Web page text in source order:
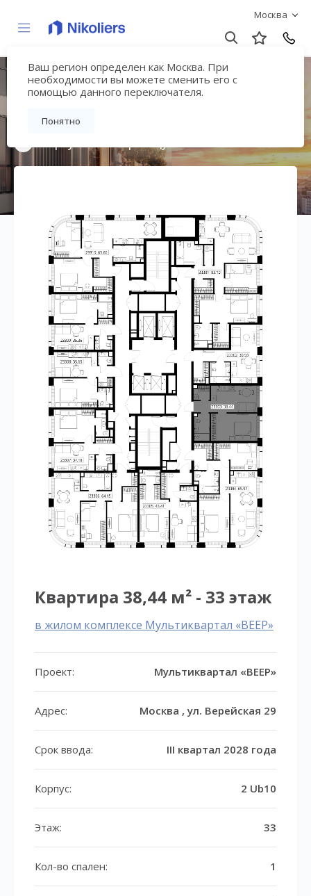
Москва
Ваш регион определен как Москва. При
необходимости вы можете сменить его с
помощью данного переключателя.
Понятно
Мультиквартал
«ВЕЕР»
Квартира 38,44 м² - 33 этаж
в жилом комплексе Мультиквартал «ВЕЕР»
Проект: Мультиквартал «ВЕЕР»
Адрес: Москва , ул. Верейская 29
Срок ввода: III квартал 2028 года
Корпус: 2 Ub10
Этаж: 33
Кол-во спален: 1